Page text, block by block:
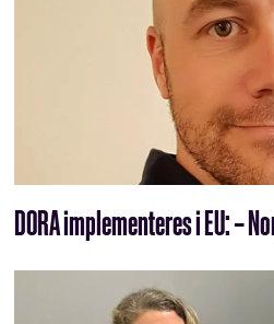
DORA implementeres i EU: –